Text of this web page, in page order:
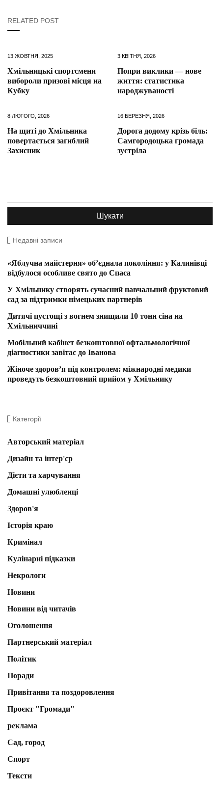
RELATED POST
13 ЖОВТНЯ, 2025
Хмільницькі спортсмени
вибороли призові місця на
Кубку
3 КВІТНЯ, 2026
Попри виклики — нове
життя: статистика
народжуваності
8 ЛЮТОГО, 2026
На щиті до Хмільника
повертається загиблий
Захисник
16 БЕРЕЗНЯ, 2026
Дорога додому крізь біль:
Самгородоцька громада
зустріла
Недавні записи
«Яблучна майстерня» об’єднала покоління: у Калинівці
відбулося особливе свято до Спаса
У Хмільнику створять сучасний навчальний фруктовий
сад за підтримки німецьких партнерів
Дитячі пустощі з вогнем знищили 10 тонн сіна на
Хмільниччині
Мобільний кабінет безкоштовної офтальмологічної
діагностики завітає до Іванова
Жіноче здоров’я під контролем: міжнародні медики
проведуть безкоштовний прийом у Хмільнику
Категорії
Авторський матеріал
Дизайн та інтер'єр
Дієти та харчування
Домашні улюбленці
Здоров'я
Історія краю
Кримінал
Кулінарні підказки
Некрологи
Новини
Новини від читачів
Оголошення
Партнерський матеріал
Політик
Поради
Привітання та поздоровлення
Проєкт "Громади"
реклама
Сад, город
Спорт
Тексти